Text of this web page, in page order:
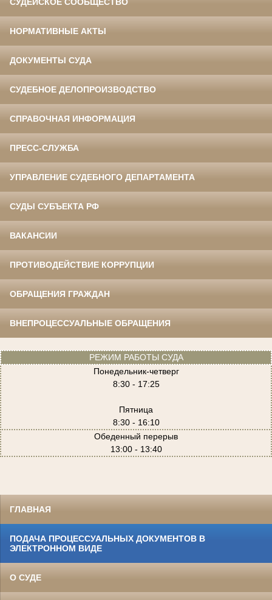
НОРМАТИВНЫЕ АКТЫ
ДОКУМЕНТЫ СУДА
СУДЕБНОЕ ДЕЛОПРОИЗВОДСТВО
СПРАВОЧНАЯ ИНФОРМАЦИЯ
ПРЕСС-СЛУЖБА
УПРАВЛЕНИЕ СУДЕБНОГО ДЕПАРТАМЕНТА
СУДЫ СУБЪЕКТА РФ
ВАКАНСИИ
ПРОТИВОДЕЙСТВИЕ КОРРУПЦИИ
ОБРАЩЕНИЯ ГРАЖДАН
ВНЕПРОЦЕССУАЛЬНЫЕ ОБРАЩЕНИЯ
РЕЖИМ РАБОТЫ СУДА
Понедельник-четверг
8:30 - 17:25
Пятница
8:30 - 16:10
Обеденный перерыв
13:00 - 13:40
ГЛАВНАЯ
ПОДАЧА ПРОЦЕССУАЛЬНЫХ ДОКУМЕНТОВ В
ЭЛЕКТРОННОМ ВИДЕ
О СУДЕ